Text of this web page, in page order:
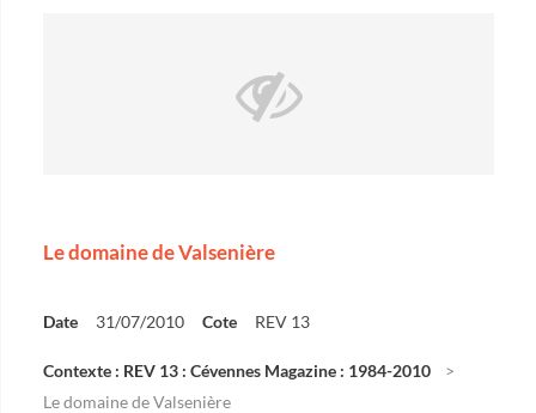
Le domaine de Valsenière
Date 31/07/2010 Cote REV 13
Contexte : REV 13 : Cévennes Magazine : 1984-2010
Le domaine de Valsenière